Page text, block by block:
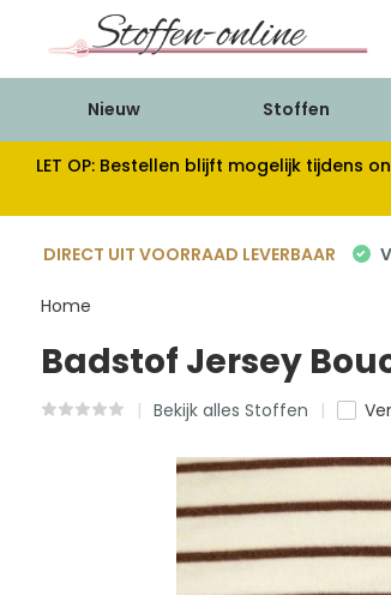
Nieuw Stoffen
LET OP: Bestellen blijft mogelijk tijdens
DIRECT UIT VOORRAAD LEVERBAAR
Home
Badstof Jersey
Bekijk alles Stoffen